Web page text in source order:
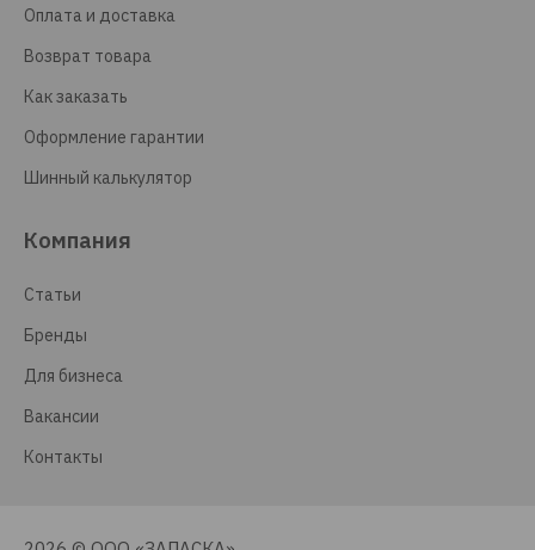
Оплата и доставка
Возврат товара
Как заказать
Оформление гарантии
Шинный калькулятор
Компания
Статьи
Бренды
Для бизнеса
Вакансии
Контакты